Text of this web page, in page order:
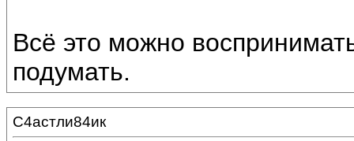
Всё это можно
подумать.
С4астли84ик